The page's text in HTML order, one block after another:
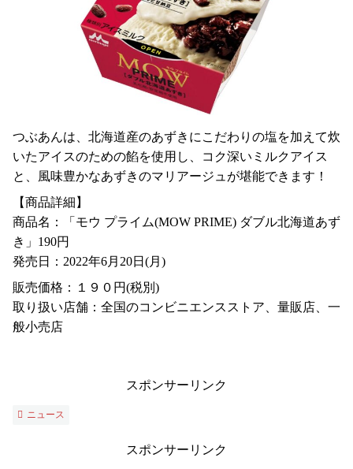
つぶあんは、北海道産のあずきにこだわりの塩を加えて炊
いたアイスのための餡を使用し、コク深いミルクアイス
と、風味豊かなあずきのマリアージュが堪能できます！
【商品詳細】
商品名：「モウ プライム(MOW PRIME) ダブル北海道あず
き」190円
発売日：2022年6月20日(月)
販売価格：１９０円(税別)
取り扱い店舗：全国のコンビニエンスストア、量販店、一
般小売店
スポンサーリンク
ニュース
スポンサーリンク